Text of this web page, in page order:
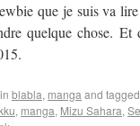
que je suis va
quelque chose.
blabla, manga and tagged
, manga, Mizu Sahara,